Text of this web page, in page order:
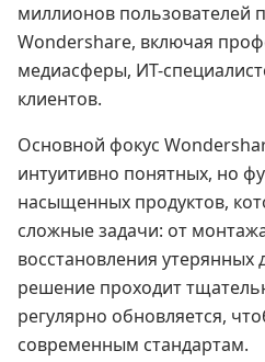
миллионов пользователей
Wondershare, включая
медиасферы, ИТ-
клиентов.
Основной фокус
интуитивно понятных, но
насыщенных продуктов,
сложные задачи: от
восстановления
решение проходит
регулярно обновляется,
современным стандартам.